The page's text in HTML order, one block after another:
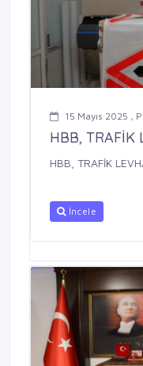
15 Mayıs 2025 ,
HBB, TRAFİK
HBB, TRAFİK
İncele